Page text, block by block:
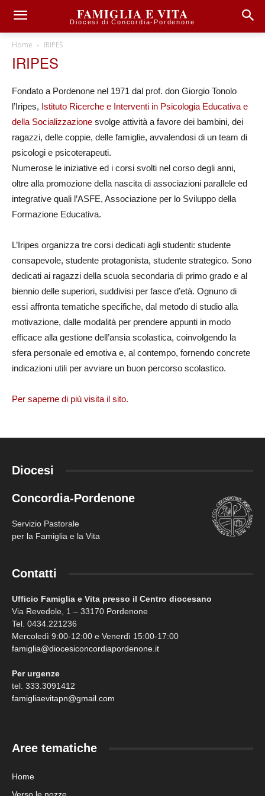
FAMIGLIA E VITA
Diocesi di Concordia-Pordenone
Home IRIPES
IRIPES
Fondato a Pordenone nel 1971 dal prof. don Giorgio Tonolo
l’Iripes, Istituto Ricerche e Interventi in Psicologia Educativa e
della Socializzazione svolge attività a favore dei bambini, dei
ragazzi, delle coppie, delle famiglie, avvalendosi di un team di
psicologi e psicoterapeuti.
Numerose le iniziative ed i corsi svolti nel corso degli anni,
oltre alla promozione della nascita di associazioni parallele ed
integrative quali l’ASFE, Associazione per lo Sviluppo della
Formazione Educativa.
L’Iripes organizza tre corsi dedicati agli studenti: studente
consapevole, studente protagonista, studente strategico. Sono
dedicati ai ragazzi della scuola secondaria di primo grado e al
biennio delle superiori, suddivisi per fasce d’età. Ognuno di
essi affronta tematiche specifiche, dal metodo di studio alla
motivazione, dalle modalità per prendere appunti in modo
efficace alla gestione dell’ansia scolastica, coinvolgendo la
sfera personale ed emotiva e, al contempo, fornendo concrete
indicazioni utili per avviare un buon percorso scolastico.
Per saperne di più visita il sito.
Diocesi
Concordia-Pordenone
Servizio Pastorale
per la Famiglia e la Vita
Contatti
Ufficio Famiglia e Vita presso il Centro diocesano
Via Revedole, 1 – 33170 Pordenone
Tel. 0434.221236
Mercoledì 9:00-12:00 e Venerdì 15:00-17:00
famiglia@diocesiconcordiapordenone.it
Per urgenze
tel. 333.3091412
famigliaevitapn@gmail.com
Aree tematiche
Home